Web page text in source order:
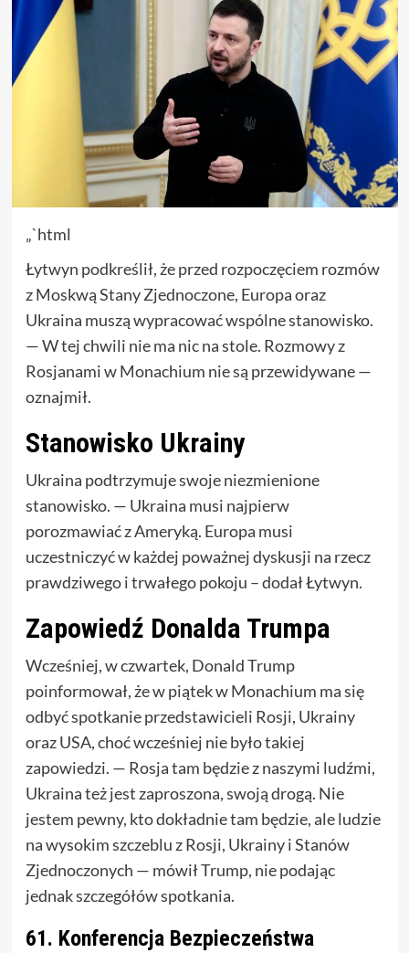
„`html
Łytwyn podkreślił, że przed rozpoczęciem rozmów
z Moskwą Stany Zjednoczone, Europa oraz
Ukraina muszą wypracować wspólne stanowisko.
— W tej chwili nie ma nic na stole. Rozmowy z
Rosjanami w Monachium nie są przewidywane —
oznajmił.
Stanowisko Ukrainy
Ukraina podtrzymuje swoje niezmienione
stanowisko. — Ukraina musi najpierw
porozmawiać z Ameryką. Europa musi
uczestniczyć w każdej poważnej dyskusji na rzecz
prawdziwego i trwałego pokoju – dodał Łytwyn.
Zapowiedź Donalda Trumpa
Wcześniej, w czwartek, Donald Trump
poinformował, że w piątek w Monachium ma się
odbyć spotkanie przedstawicieli Rosji, Ukrainy
oraz USA, choć wcześniej nie było takiej
zapowiedzi. — Rosja tam będzie z naszymi ludźmi,
Ukraina też jest zaproszona, swoją drogą. Nie
jestem pewny, kto dokładnie tam będzie, ale ludzie
na wysokim szczeblu z Rosji, Ukrainy i Stanów
Zjednoczonych — mówił Trump, nie podając
jednak szczegółów spotkania.
61. Konferencja Bezpieczeństwa